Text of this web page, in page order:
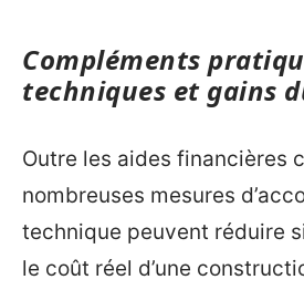
Compléments
techniques et gains
Outre les aides financières
nombreuses mesures
technique peuvent réduire
le coût réel d’une